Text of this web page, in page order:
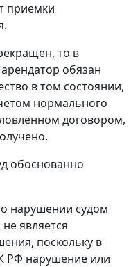
приемки
то в
обязан
в том состоянии,
нормального
договором,
обоснованно
нарушении судом
является
поскольку в
РФ нарушение или